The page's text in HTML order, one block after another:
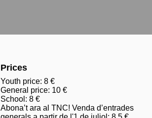
Prices
Youth price: 8 €
General price: 10 €
School: 8 €
Abona’t ara al TNC! Venda d’entrades